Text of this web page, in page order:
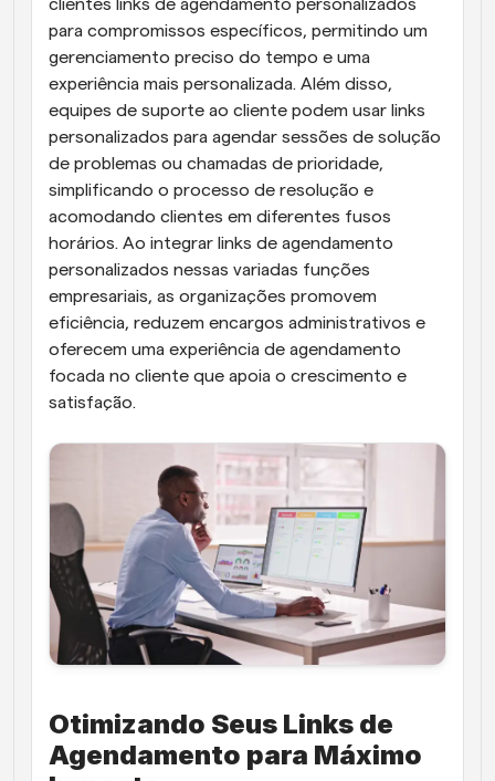
clientes links de agendamento personalizados
para compromissos específicos, permitindo um
gerenciamento preciso do tempo e uma
experiência mais personalizada. Além disso,
equipes de suporte ao cliente podem usar links
personalizados para agendar sessões de solução
de problemas ou chamadas de prioridade,
simplificando o processo de resolução e
acomodando clientes em diferentes fusos
horários. Ao integrar links de agendamento
personalizados nessas variadas funções
empresariais, as organizações promovem
eficiência, reduzem encargos administrativos e
oferecem uma experiência de agendamento
focada no cliente que apoia o crescimento e
satisfação.
Otimizando Seus Links de
Agendamento para Máximo